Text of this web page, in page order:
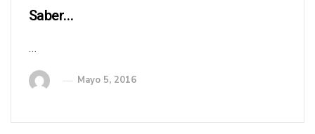
Saber…
…
Mayo 5, 2016